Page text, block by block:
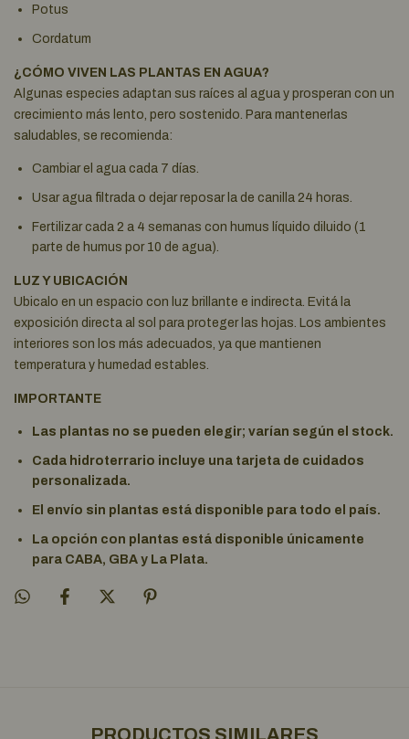
Potus
Cordatum
¿CÓMO VIVEN LAS PLANTAS EN AGUA?
Algunas especies adaptan sus raíces al agua y prosperan con un
crecimiento más lento, pero sostenido. Para mantenerlas
saludables, se recomienda:
Cambiar el agua cada 7 días.
Usar agua filtrada o dejar reposar la de canilla 24 horas.
Fertilizar cada 2 a 4 semanas con humus líquido diluido (1
parte de humus por 10 de agua).
LUZ Y UBICACIÓN
Ubicalo en un espacio con luz brillante e indirecta. Evitá la
exposición directa al sol para proteger las hojas. Los ambientes
interiores son los más adecuados, ya que mantienen
temperatura y humedad estables.
IMPORTANTE
Las plantas no se pueden elegir; varían según el stock.
Cada hidroterrario incluye una tarjeta de cuidados
personalizada.
El envío sin plantas está disponible para todo el país.
La opción con plantas está disponible únicamente
para CABA, GBA y La Plata.
PRODUCTOS SIMILARES